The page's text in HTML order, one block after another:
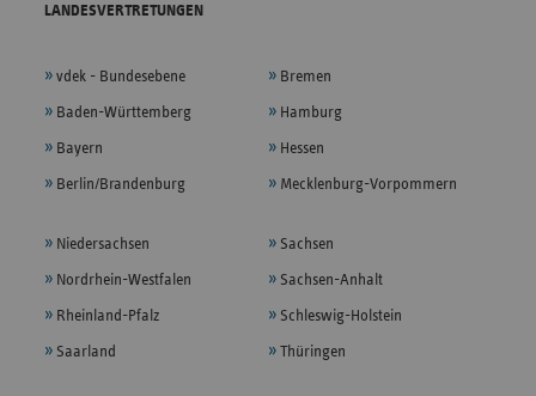
LANDESVERTRETUNGEN
vdek - Bundesebene
Baden-Württemberg
Bayern
Berlin/Brandenburg
Bremen
Hamburg
Hessen
Mecklenburg-Vorpommern
Niedersachsen
Nordrhein-Westfalen
Rheinland-Pfalz
Saarland
Sachsen
Sachsen-Anhalt
Schleswig-Holstein
Thüringen